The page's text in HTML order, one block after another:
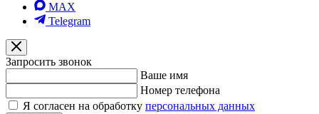
MAX
Telegram
Запросить звонок
Ваше имя
Номер телефона
Я согласен на обработку персональных данных